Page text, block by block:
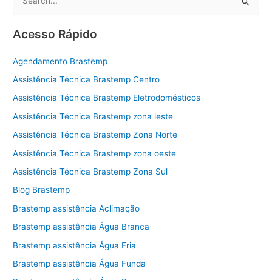
u
p
o
r
:
Acesso Rápido
Agendamento Brastemp
Assistência Técnica Brastemp Centro
Assistência Técnica Brastemp Eletrodomésticos
Assistência Técnica Brastemp zona leste
Assistência Técnica Brastemp Zona Norte
Assistência Técnica Brastemp zona oeste
Assistência Técnica Brastemp Zona Sul
Blog Brastemp
Brastemp assistência Aclimação
Brastemp assistência Água Branca
Brastemp assistência Água Fria
Brastemp assistência Água Funda